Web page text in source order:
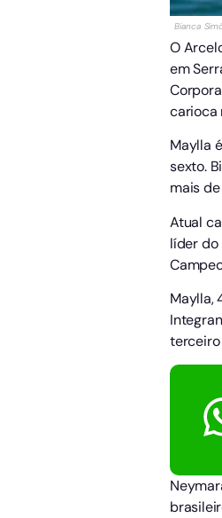
Bianca
O
em
carioca
Maylla
sexto.
mais
Atual
líder do
Maylla,